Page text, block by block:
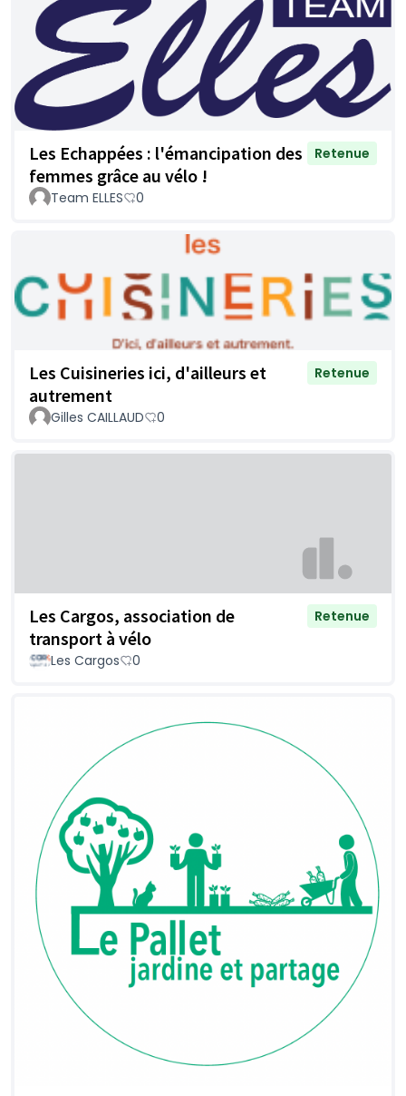
Les Echappées : l'émancipation des
femmes grâce au vélo !
Retenue
Team ELLES 0
Les Cuisineries ici, d'ailleurs et
autrement
Retenue
Gilles CAILLAUD 0
Les Cargos, association de
transport à vélo
Retenue
Les Cargos 0